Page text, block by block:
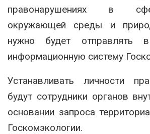
правонарушениях в
окружающей среды и
нужно будет отправлять
информационную систему
Устанавливать личности
будут сотрудники органов
основании запроса
Госкомэкологии.